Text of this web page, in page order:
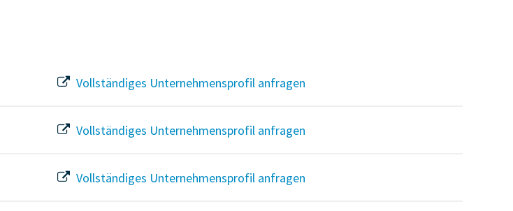
Vollständiges Unternehmensprofil anfragen
Vollständiges Unternehmensprofil anfragen
Vollständiges Unternehmensprofil anfragen